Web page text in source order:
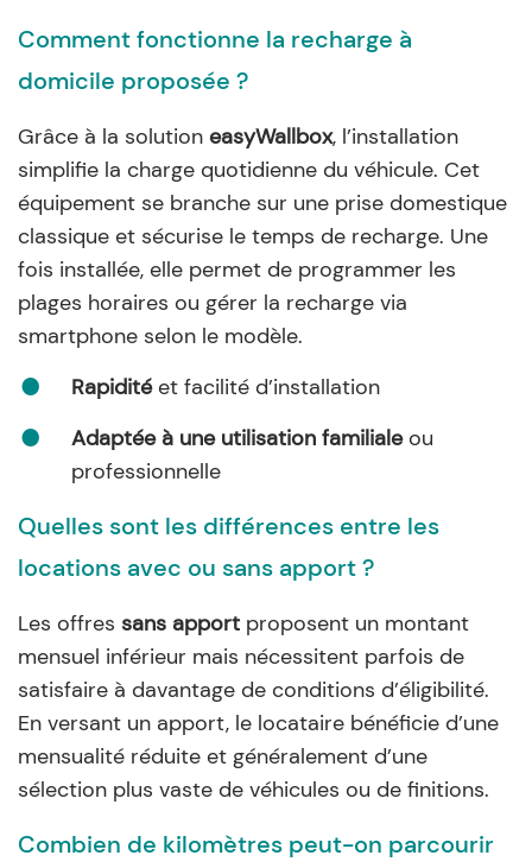
Comment fonctionne la recharge à
domicile proposée ?
Grâce à la solution easyWallbox, l’installation
simplifie la charge quotidienne du véhicule. Cet
équipement se branche sur une prise domestique
classique et sécurise le temps de recharge. Une
fois installée, elle permet de programmer les
plages horaires ou gérer la recharge via
smartphone selon le modèle.
Rapiditéet facilité d’installation
Adaptée à une utilisation familialeou
professionnelle
Quelles sont les différences entre les
locations avec ou sans apport ?
Les offres sans apport proposent un montant
mensuel inférieur mais nécessitent parfois de
satisfaire à davantage de conditions d’éligibilité.
En versant un apport, le locataire bénéficie d’une
mensualité réduite et généralement d’une
sélection plus vaste de véhicules ou de finitions.
Combien de kilomètres peut-on parcourir